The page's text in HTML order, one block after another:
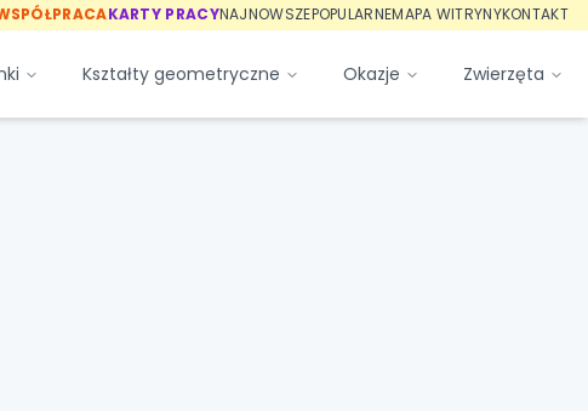
KARTY PRACYNAJNOWSZEPOPULARNEMAPA WITRYNYKONTAKT
Kształty geometryczne Okazje Zwierzęta